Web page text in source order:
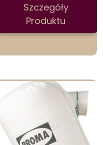
Szczegóły
Produktu